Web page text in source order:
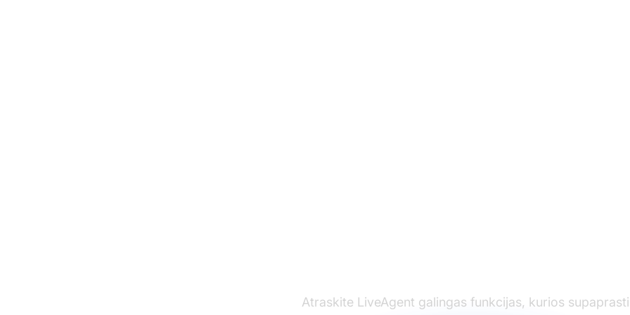
Atraskite LiveAgent galingas funkcijas, kurios